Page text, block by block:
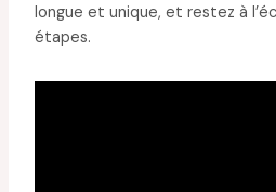
longue et unique, et restez à
étapes.